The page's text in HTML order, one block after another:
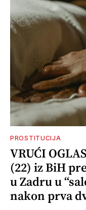
PROSTITUCIJA
VRUĆI
(22) iz BiH
u Zadru u
nakon prva